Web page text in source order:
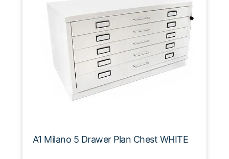
A1 Milano 5 Drawer Plan Chest WHITE